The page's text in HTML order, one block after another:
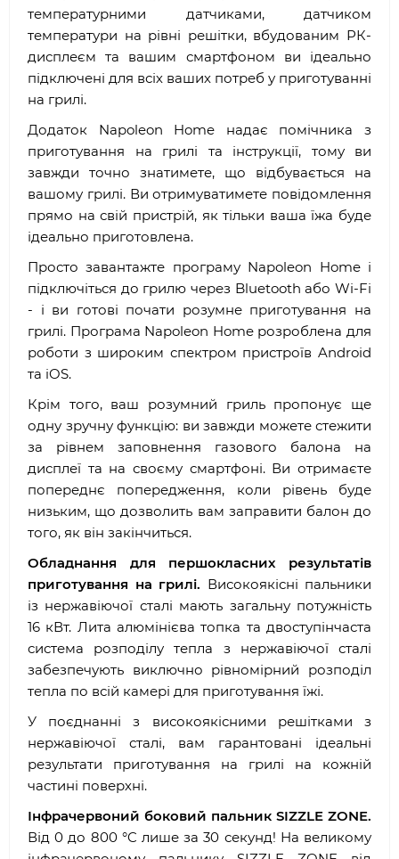
температурними датчиками, датчиком
температури на рівні решітки, вбудованим РК-
дисплеєм та вашим смартфоном ви ідеально
підключені для всіх ваших потреб у приготуванні
на грилі.
Додаток Napoleon Home надає помічника з
приготування на грилі та інструкції, тому ви
завжди точно знатимете, що відбувається на
вашому грилі. Ви отримуватимете повідомлення
прямо на свій пристрій, як тільки ваша їжа буде
ідеально приготовлена.
Просто завантажте програму Napoleon Home і
підключіться до грилю через Bluetooth або Wi-Fi
- і ви готові почати розумне приготування на
грилі. Програма Napoleon Home розроблена для
роботи з широким спектром пристроїв Android
та iOS.
Крім того, ваш розумний гриль пропонує ще
одну зручну функцію: ви завжди можете стежити
за рівнем заповнення газового балона на
дисплеї та на своєму смартфоні. Ви отримаєте
попереднє попередження, коли рівень буде
низьким, що дозволить вам заправити балон до
того, як він закінчиться.
Обладнання для першокласних результатів
приготування на грилі. Високоякісні пальники
із нержавіючої сталі мають загальну потужність
16 кВт. Лита алюмінієва топка та двоступінчаста
система розподілу тепла з нержавіючої сталі
забезпечують виключно рівномірний розподіл
тепла по всій камері для приготування їжі.
У поєднанні з високоякісними решітками з
нержавіючої сталі, вам гарантовані ідеальні
результати приготування на грилі на кожній
частині поверхні.
Інфрачервоний боковий пальник SIZZLE ZONE.
Від 0 до 800 °C лише за 30 секунд! На великому